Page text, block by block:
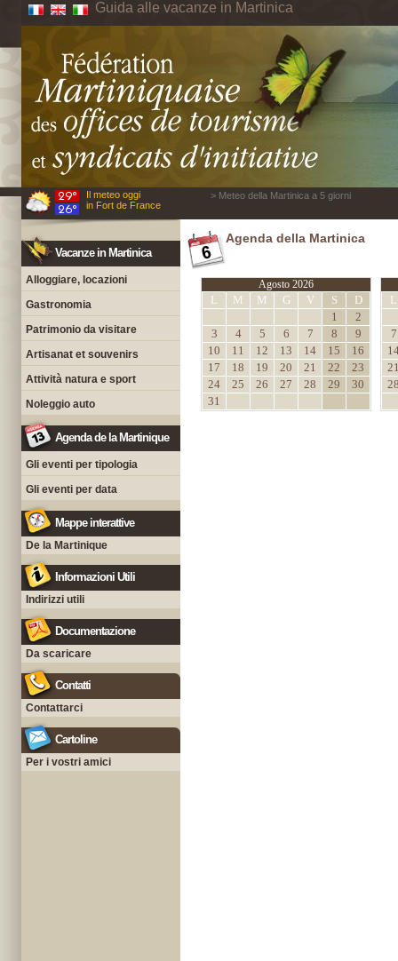
Guida alle vacanze in Martinica
Il meteo oggi
in Fort de France
> Meteo della Martinica a 5 giorni
Vacanze in Martinica
Alloggiare, locazioni
Gastronomia
Patrimonio da visitare
Artisanat et souvenirs
Attività natura e sport
Noleggio auto
Agenda de la Martinique
Gli eventi per tipologia
Gli eventi per data
Mappe interattive
De la Martinique
Informazioni Utili
Indirizzi utili
Documentazione
Da scaricare
Contatti
Contattarci
Cartoline
Per i vostri amici
Agenda della Martinica
Agosto 2026
L M M G V S
D
1
2
3
4 5 6 7 8
9
10
11 12 13 14 15
16
17
18 19 20 21 22
23
24
25 26 27 28 29
30
31
L
7